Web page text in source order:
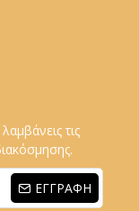
τις
ΕΓΓΡΑΦΉ